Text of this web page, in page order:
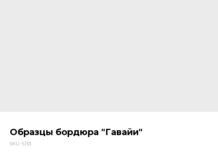
Образцы бордюра "Гавайи"
SKU: 5133